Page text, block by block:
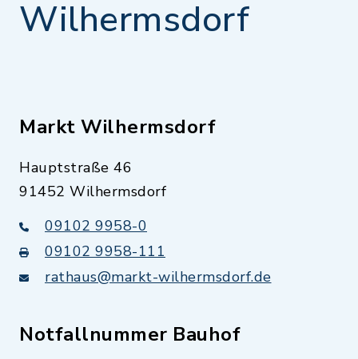
Wilhermsdorf
Markt Wilhermsdorf
Hauptstraße 46
91452 Wilhermsdorf
09102 9958-0
09102 9958-111
rathaus@markt-wilhermsdorf.de
Notfallnummer Bauhof